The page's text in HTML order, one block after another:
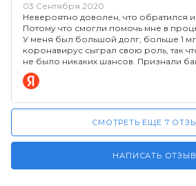
03 Сентября 2020
Невероятно доволен, что обратился
Потому что смогли помочь мне в
У меня был большой долг, больше 1
коронавирус сыграл свою роль, так
не было никаких шансов. Признали
СМОТРЕТЬ ЕЩЕ 7
НАПИСАТЬ ОТЗЫВ